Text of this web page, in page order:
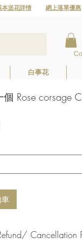
本送花詳情 網上落單優惠
白事花
Rose corsage
Cancellation